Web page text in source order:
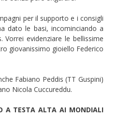
per il supporto e i consigli
dato le basi, incominciando a
Vorrei evidenziare le bellissime
giovanissimo gioiello Federico
Fabiano Peddis (TT Guspini)
Nicola Cuccureddu.
A TESTA ALTA AI MONDIALI